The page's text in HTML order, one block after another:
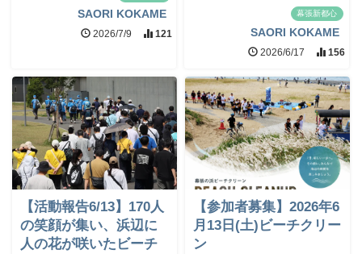
SAORI KOKAME
2026/7/9 121
幕張新都心
SAORI KOKAME
2026/6/17 156
【活動報告6/13】170人
の笑顔が集い、浜辺に
人の花が咲いたビーチ
【参加者募集】2026年6
月13日(土)ビーチクリー
ン